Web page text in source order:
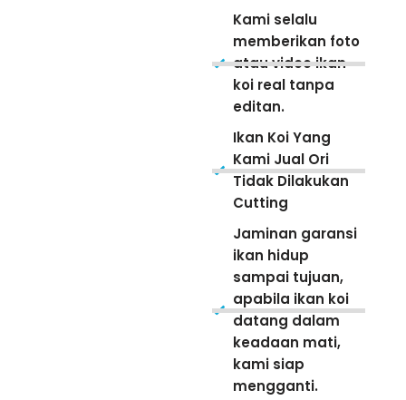
Kami selalu
memberikan foto
atau video ikan
koi real tanpa
editan.
Ikan Koi Yang
Kami Jual Ori
Tidak Dilakukan
Cutting
Jaminan garansi
ikan hidup
sampai tujuan,
apabila ikan koi
datang dalam
keadaan mati,
kami siap
mengganti.